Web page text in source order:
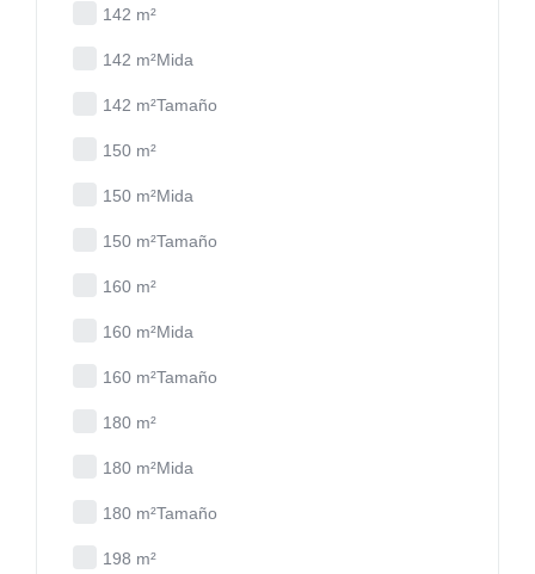
142 m²
142 m²Mida
142 m²Tamaño
150 m²
150 m²Mida
150 m²Tamaño
160 m²
160 m²Mida
160 m²Tamaño
180 m²
180 m²Mida
180 m²Tamaño
198 m²